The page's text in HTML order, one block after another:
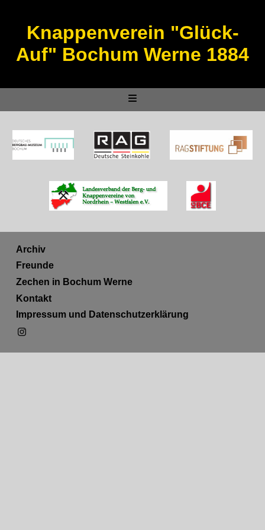
Knappenverein "Glück-
Auf" Bochum Werne 1884
Archiv
Freunde
Zechen in Bochum Werne
Kontakt
Impressum und Datenschutzerklärung